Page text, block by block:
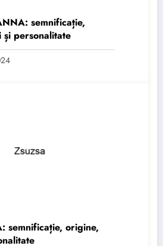
semnificație,
personalitate
semnificație, origine,